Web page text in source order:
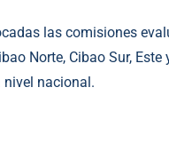
las comisiones
Norte, Cibao Sur,
nivel nacional.